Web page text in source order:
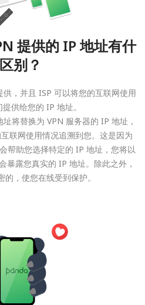
提供的 IP 地址有什
别？
，并且 ISP 可以将您的互联网使用
供给您的 IP 地址。
将替换为 VPN 服务器的 IP 地址，
联网使用情况追溯到您。这是因为
帮助您选择特定的 IP 地址，您将以
暴露您真实的 IP 地址。除此之外，
，使您在线受到保护。